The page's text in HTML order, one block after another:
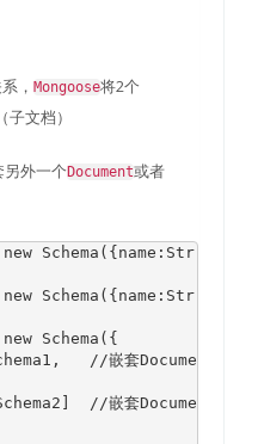
， Mongoose将2个
（子文档）
另外一个 Document或者
new Schema ({ name : Str
new Schema ({ name : Str
new Schema ({
,
//嵌套Docume
//嵌套Docume